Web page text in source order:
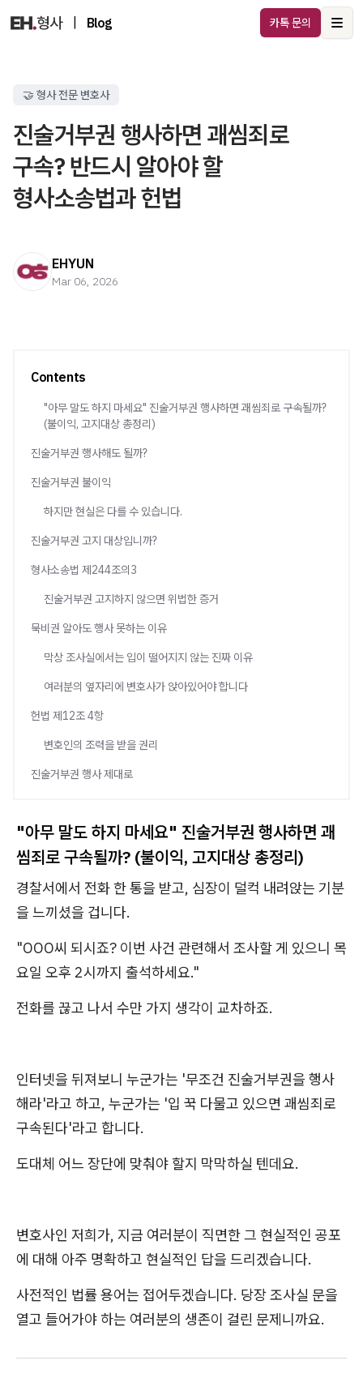
Blog 카톡 문의
🤝 형사 전문 변호사
진술거부권 행사하면 괘씸죄로
구속? 반드시 알아야 할
형사소송법과 헌법
EHYUN
Mar 06, 2026
Contents
"아무 말도 하지 마세요" 진술거부권 행사하면 괘씸죄로 구속될까?
(불이익, 고지대상 총정리)
진술거부권 행사해도 될까?
진술거부권 불이익
하지만 현실은 다를 수 있습니다.
진술거부권 고지 대상입니까?
형사소송법 제244조의3
진술거부권 고지하지 않으면 위법한 증거
묵비권 알아도 행사 못하는 이유
막상 조사실에서는 입이 떨어지지 않는 진짜 이유
여러분의 옆자리에 변호사가 앉아있어야 합니다
헌법 제12조 4항
변호인의 조력을 받을 권리
진술거부권 행사 제대로
"아무 말도 하지 마세요" 진술거부권 행사하면 괘
씸죄로 구속될까? (불이익, 고지대상 총정리)
경찰서에서 전화 한 통을 받고, 심장이 덜컥 내려앉는 기분
을 느끼셨을 겁니다.
"OOO씨 되시죠? 이번 사건 관련해서 조사할 게 있으니 목
요일 오후 2시까지 출석하세요."
전화를 끊고 나서 수만 가지 생각이 교차하죠.
인터넷을 뒤져보니 누군가는 '무조건 진술거부권을 행사
해라'라고 하고, 누군가는 '입 꾹 다물고 있으면 괘씸죄로
구속된다'라고 합니다.
도대체 어느 장단에 맞춰야 할지 막막하실 텐데요.
변호사인 저희가, 지금 여러분이 직면한 그 현실적인 공포
에 대해 아주 명확하고 현실적인 답을 드리겠습니다.
사전적인 법률 용어는 접어두겠습니다. 당장 조사실 문을
열고 들어가야 하는 여러분의 생존이 걸린 문제니까요.